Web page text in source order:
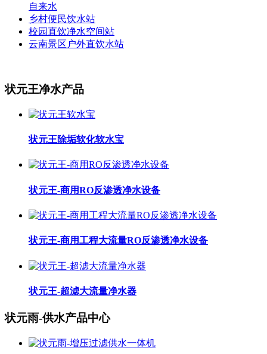
自来水
乡村便民饮水站
校园直饮净水空间站
云南景区户外直饮水站
状元王净水产品
状元王除垢软化软水宝
状元王-商用RO反渗透净水设备
状元王-商用工程大流量RO反渗透净水设备
状元王-超滤大流量净水器
状元雨-供水产品中心